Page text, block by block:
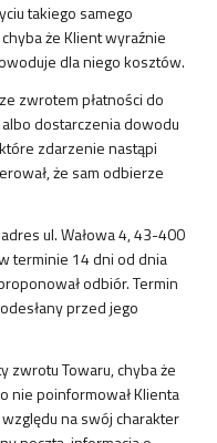
takiego samego
że Klient wyraźnie
dla niego kosztów.
zwrotem płatności do
dostarczenia dowodu
zdarzenie nastąpi
że sam odbierze
ul. Wałowa 4, 43-400
terminie 14 dni od dnia
odbiór. Termin
przed jego
zwrotu Towaru, chyba że
nie poinformował Klienta
na swój charakter